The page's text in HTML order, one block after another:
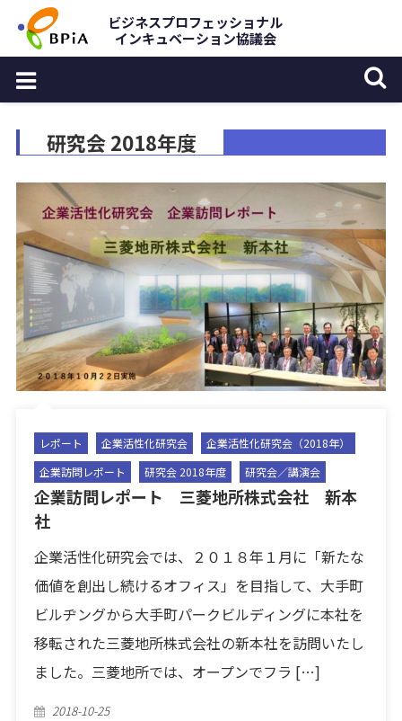
content
ビジネスプロフェッショナル
インキュベーション協議会
研究会 2018年度
レポート 企業活性化研究会
企業活性化研究会（2018年）
企業訪問レポート
研究会 2018年度 研究会／講演会
企業訪問レポート 三菱地所株式会社 新本
社
企業活性化研究会では、２０１８年１月に「新たな
価値を創出し続けるオフィス」を目指して、大手町
ビルヂングから大手町パークビルディングに本社を
移転された三菱地所株式会社の新本社を訪問いたし
ました。三菱地所では、オープンでフラ […]
Posted
2018-10-25